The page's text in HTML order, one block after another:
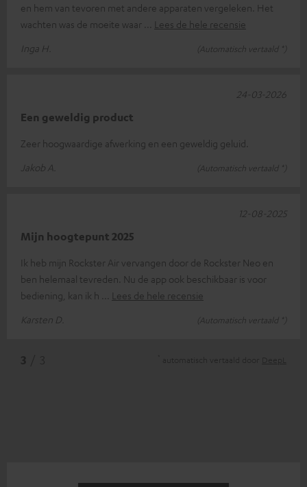
en hem van tevoren met andere apparaten vergeleken. Het
wachten was de moeite waar
Lees de hele recensie
Inga H.
(Automatisch vertaald *)
Een geweldig product
Zeer hoogwaardige afwerking en een geweldig geluid.
Jakob A.
(Automatisch vertaald *)
24-03-2026
Mijn hoogtepunt 2025
Ik heb mijn Rockster Air vervangen door de Rockster Neo en
ben helemaal tevreden. Nu de app ook beschikbaar is voor
bediening, kan ik h
Lees de hele recensie
Karsten D.
(Automatisch vertaald *)
12-08-2025